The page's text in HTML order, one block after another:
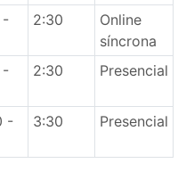
-
2:30
Online
síncrona
-
2:30 Presencial
-
3:30 Presencial